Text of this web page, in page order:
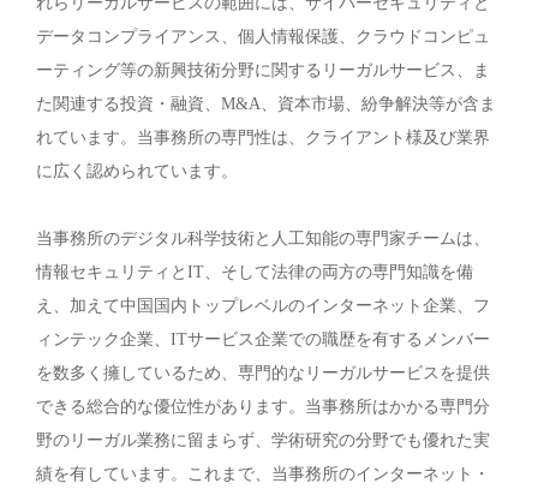
データコンプライアンス、個人情報保護、クラウドコンピュ
ーティング等の新興技術分野に関するリーガルサービス、ま
た関連する投資・融資、M&A、資本市場、紛争解決等が含ま
れています。当事務所の専門性は、クライアント様及び業界
に広く認められています。
当事務所のデジタル科学技術と人工知能の専門家チームは、
情報セキュリティとIT、そして法律の両方の専門知識を備
え、加えて中国国内トップレベルのインターネット企業、フ
ィンテック企業、ITサービス企業での職歴を有するメンバー
を数多く擁しているため、専門的なリーガルサービスを提供
できる総合的な優位性があります。当事務所はかかる専門分
野のリーガル業務に留まらず、学術研究の分野でも優れた実
績を有しています。これまで、当事務所のインターネット・